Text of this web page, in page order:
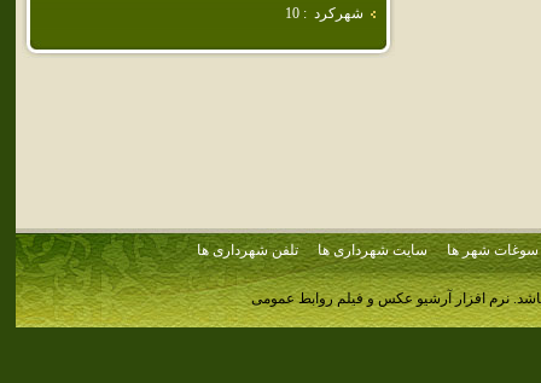
شهركرد :
10
سوغات شهر ها سایت شهرداری ها تلفن شهرداری ها
نرم افزار آرشیو عکس و فیلم روابط عمومی